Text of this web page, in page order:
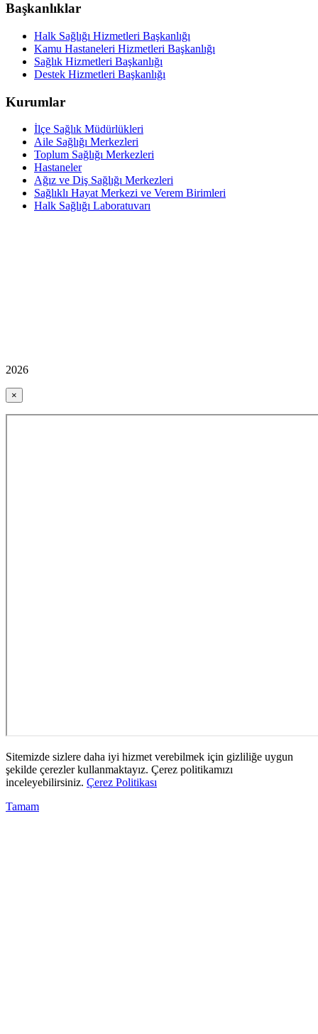
Başkanlıklar
Halk Sağlığı Hizmetleri Başkanlığı
Kamu Hastaneleri Hizmetleri Başkanlığı
Sağlık Hizmetleri Başkanlığı
Destek Hizmetleri Başkanlığı
Kurumlar
İlçe Sağlık Müdürlükleri
Aile Sağlığı Merkezleri
Toplum Sağlığı Merkezleri
Hastaneler
Ağız ve Diş Sağlığı Merkezleri
Sağlıklı Hayat Merkezi ve Verem Birimleri
Halk Sağlığı Laboratuvarı
2026
×
Sitemizde sizlere daha iyi hizmet verebilmek için gizliliğe uygun
şekilde çerezler kullanmaktayız. Çerez politikamızı
inceleyebilirsiniz. Çerez Politikası
Tamam